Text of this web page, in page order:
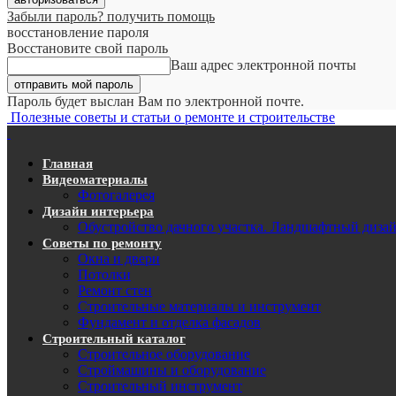
Забыли пароль? получить помощь
восстановление пароля
Восстановите свой пароль
Ваш адрес электронной почты
Пароль будет выслан Вам по электронной почте.
Полезные советы и статьи о ремонте и строительстве
Главная
Видеоматериалы
Фотогалерея
Дизайн интерьера
Обустройство дачного участка. Ландшафтный
Советы по ремонту
Окна и двери
Потолки
Ремонт стен
Строительные материалы и инструмент
Фундамент и отделка фасадов
Строительный каталог
Строительное оборудование
Строймашины и оборудование
Строительный инструмент